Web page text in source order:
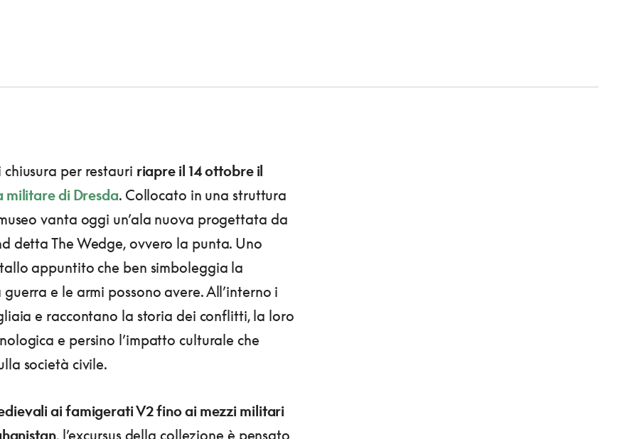
per restauri riapre il 14 ottobre il
militare di Dresda. Collocato in una struttura
vanta oggi un’ala nuova progettata da
detta The Wedge, ovvero la punta. Uno
appuntito che ben simboleggia la
e le armi possono avere. All’interno i
e raccontano la storia dei conflitti, la loro
e persino l’impatto culturale che
società civile.
ai famigerati V2 fino ai mezzi militari
, l’excursus della collezione è pensato